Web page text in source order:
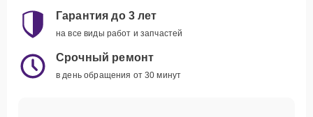
Гарантия до 3 лет
на все виды работ и запчастей
Срочный ремонт
в день обращения от 30 минут